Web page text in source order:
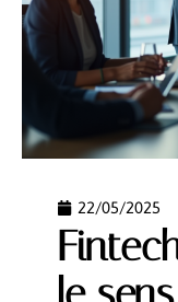
22/05/2025